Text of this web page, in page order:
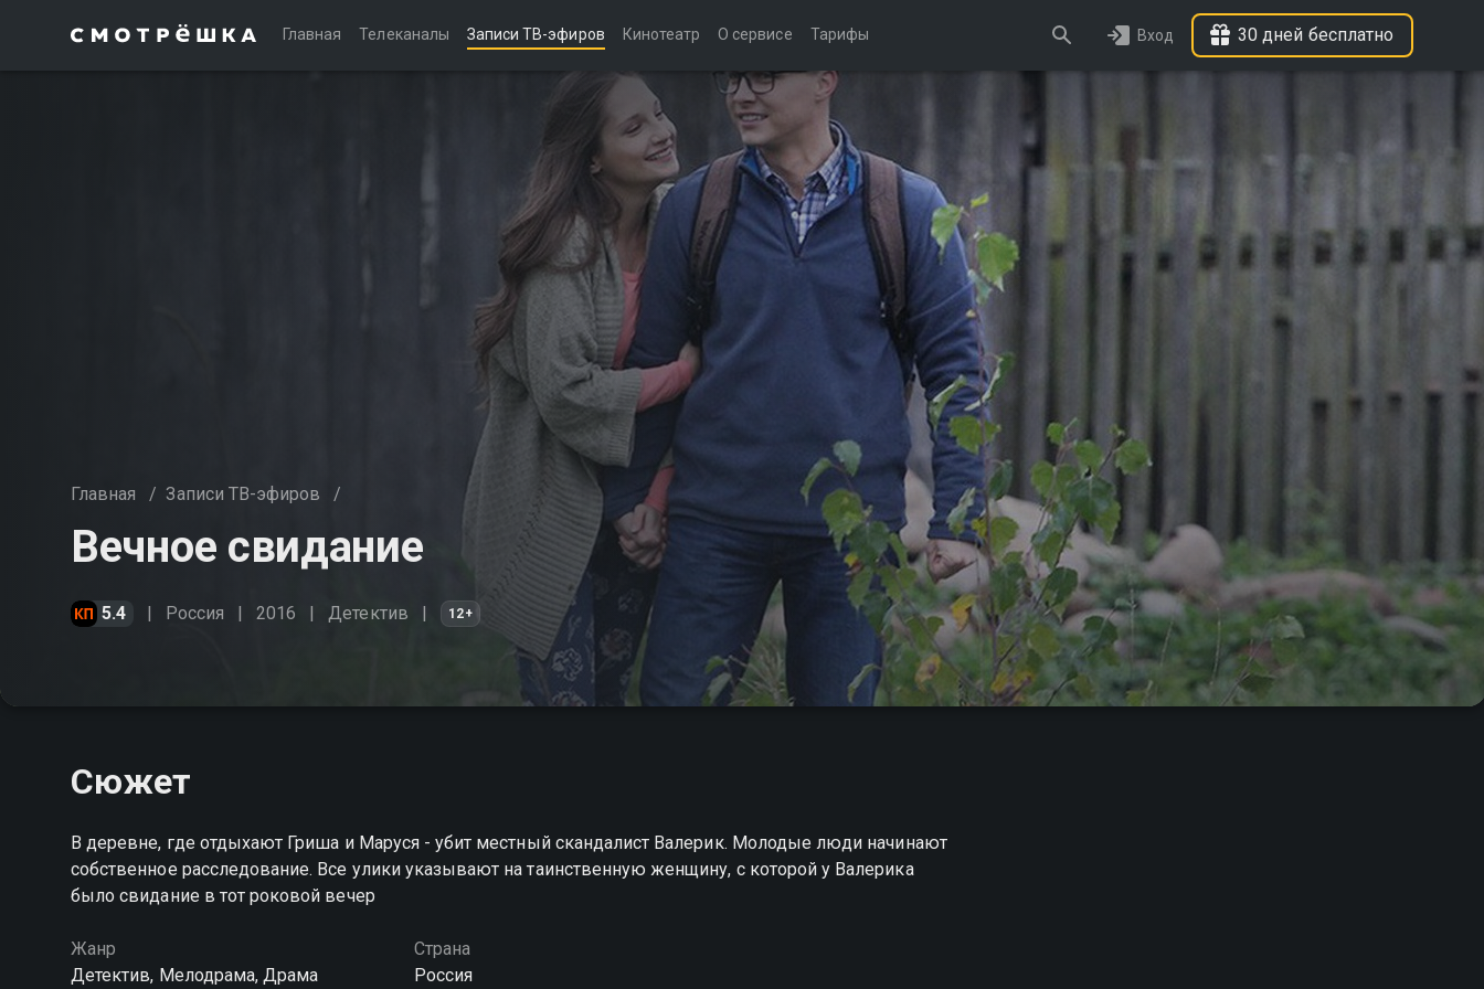
Главная Телеканалы Записи ТВ-эфиров Кинотеатр О сервисе Тарифы Вход 30 дней бесплатно
Главная / Записи ТВ-эфиров /
Вечное свидание
5.4 Россия 2016 Детектив 12+
Сюжет
В деревне, где отдыхают Гриша и Маруся - убит местный скандалист Валерик. Молодые люди начинают
собственное расследование. Все улики указывают на таинственную женщину, с которой у Валерика
было свидание в тот роковой вечер
Жанр
Детектив, Мелодрама, Драма
Страна
Россия